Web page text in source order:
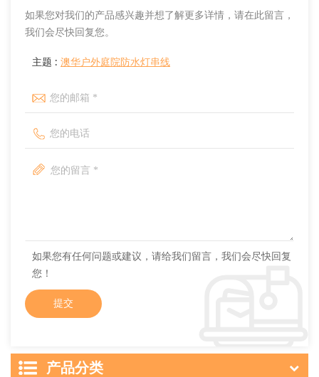
如果您对我们的产品感兴趣并想了解更多详情，请在此留言，
我们会尽快回复您。
主题 : 澳华户外庭院防水灯串线
如果您有任何问题或建议，请给我们留言，我们会尽快回复
您！
产品分类